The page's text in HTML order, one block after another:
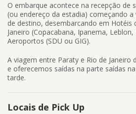
O embarque acontece na recepção de
(ou endereço da estadia) começando
de destino, desembarcando em Hotéis
Janeiro (Copacabana, Ipanema,
Aeroportos (SDU ou GIG).
A viagem entre Paraty e Rio de Janeiro
e oferecemos saídas na parte saídas
tarde.
Locais de Pick Up